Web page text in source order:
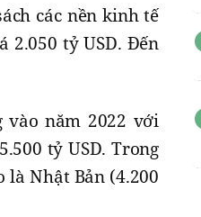
các nền kinh tế
2.050 tỷ USD. Đến
vào năm 2022 với
tỷ USD. Trong
là Nhật Bản (4.200